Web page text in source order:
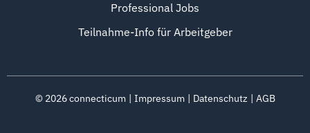
Professional Jobs
Teilnahme-Info für Arbeitgeber
© 2026connecticum Impressum Datenschutz AGB